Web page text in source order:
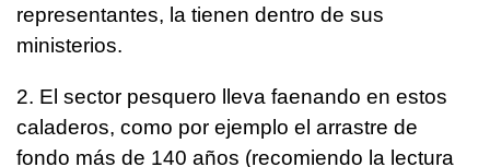
representantes, la tienen dentro de sus
ministerios.
2. El sector pesquero lleva faenando en estos
caladeros, como por ejemplo el arrastre de
fondo más de 140 años (recomiendo la lectura